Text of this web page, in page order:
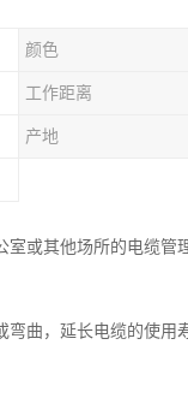
颜色
工作距离
产地
或其他场所的电缆
曲，延长电缆的使